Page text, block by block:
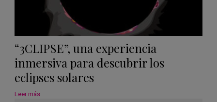
“3CLIPSE”, una experiencia
inmersiva para descubrir los
eclipses solares
Leer más